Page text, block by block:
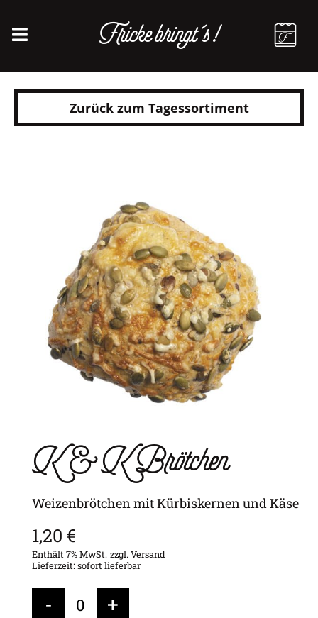
Fricke bringt´s!
Zurück zum Tagessortiment
K & K Brötchen
Weizenbrötchen mit Kürbiskernen und Käse
1,20 €
Enthält 7% MwSt. zzgl. Versand
Lieferzeit: sofort lieferbar
- +